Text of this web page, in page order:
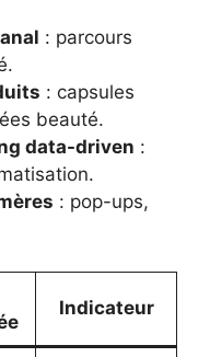
: parcours
: capsules
beauté.
data-driven :
: pop-ups,
Indicateur